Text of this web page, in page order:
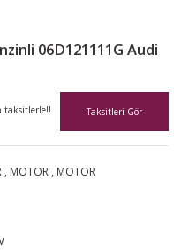
06D121111G Audi
taksitlerle!! Taksitleri Gör
, MOTOR , MOTOR